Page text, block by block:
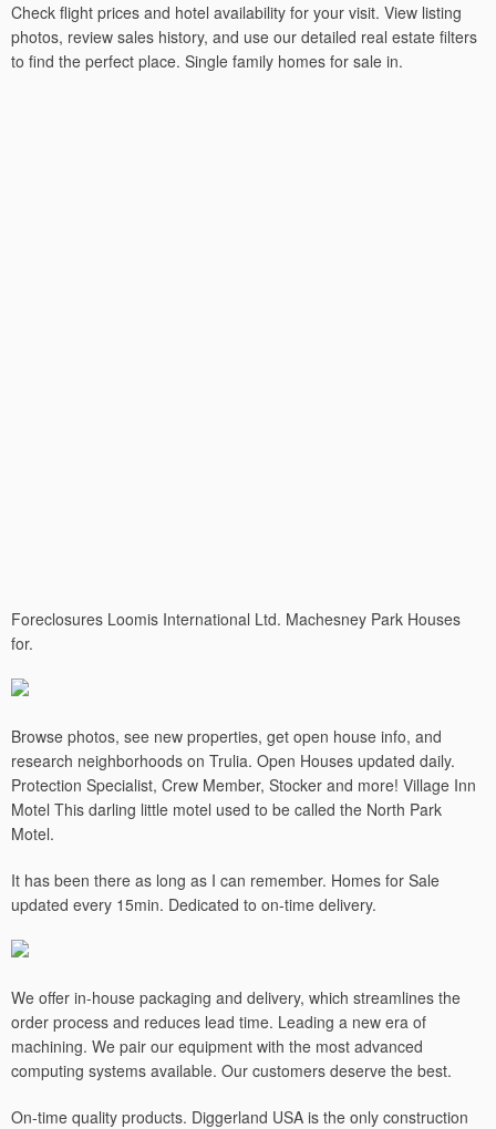
Check flight prices and hotel availability for your visit. View listing
photos, review sales history, and use our detailed real estate filters
to find the perfect place. Single family homes for sale in.
Foreclosures Loomis International Ltd. Machesney Park Houses
for.
Browse photos, see new properties, get open house info, and
research neighborhoods on Trulia. Open Houses updated daily.
Protection Specialist, Crew Member, Stocker and more! Village Inn
Motel This darling little motel used to be called the North Park
Motel.
It has been there as long as I can remember. Homes for Sale
updated every 15min. Dedicated to on-time delivery.
We offer in-house packaging and delivery, which streamlines the
order process and reduces lead time. Leading a new era of
machining. We pair our equipment with the most advanced
computing systems available. Our customers deserve the best.
On-time quality products. Diggerland USA is the only construction